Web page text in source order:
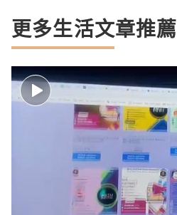
更多生活文章推薦